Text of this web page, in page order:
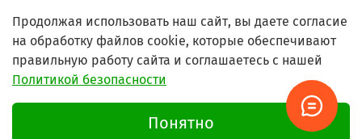
© 2026 Любое использование контента без письменного
Продолжая использовать наш сайт, вы даете согласие
на обработку файлов cookie, которые обеспечивают
правильную работу сайта и соглашаетесь с нашей
Политикой безопасности
Понятно